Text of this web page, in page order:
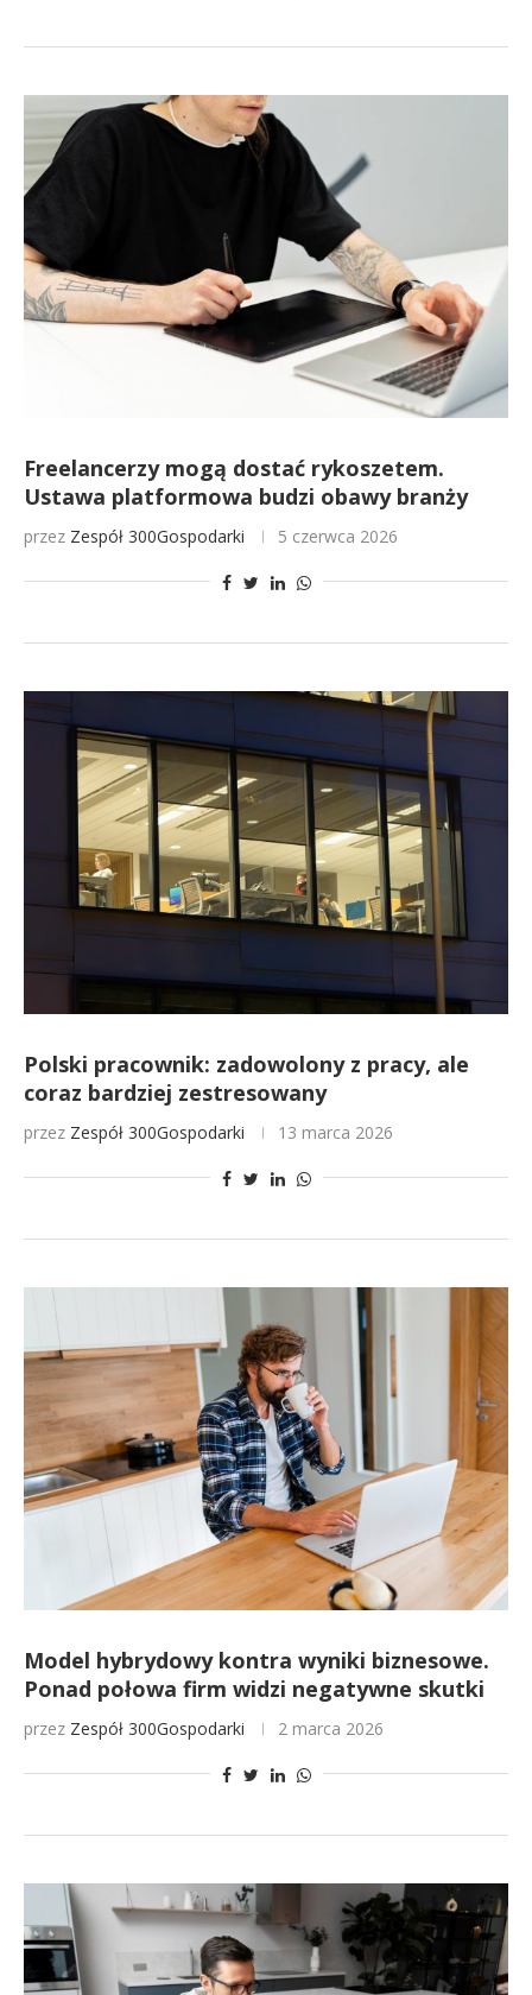
Freelancerzy mogą dostać rykoszetem.
Ustawa platformowa budzi obawy branży
przez Zespół 300Gospodarki 5 czerwca 2026
Polski pracownik: zadowolony z pracy, ale
coraz bardziej zestresowany
przez Zespół 300Gospodarki 13 marca 2026
Model hybrydowy kontra wyniki biznesowe.
Ponad połowa firm widzi negatywne skutki
przez Zespół 300Gospodarki 2 marca 2026